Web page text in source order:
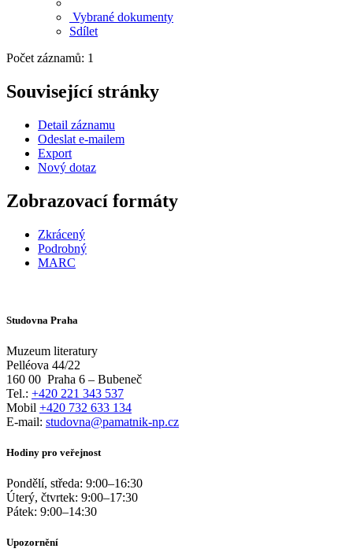
Vybrané dokumenty
Sdílet
Počet záznamů: 1
Související stránky
Detail záznamu
Odeslat e-mailem
Export
Nový dotaz
Zobrazovací formáty
Zkrácený
Podrobný
MARC
Studovna Praha
Muzeum literatury
Pelléova 44/22
160 00 Praha 6 – Bubeneč
Tel.: +420 221 343 537
Mobil +420 732 633 134
E-mail: studovna@pamatnik-np.cz
Hodiny pro veřejnost
Pondělí, středa: 9:00–16:30
Úterý, čtvrtek: 9:00–17:30
Pátek: 9:00–14:30
Upozornění